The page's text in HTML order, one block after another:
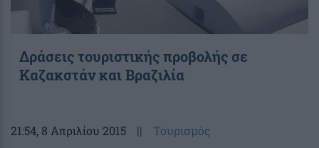
Δράσεις τουριστικής προβολής σε
Καζακστάν και Βραζιλία
21:54, 8 Απριλίου 2015 || Τουρισμός